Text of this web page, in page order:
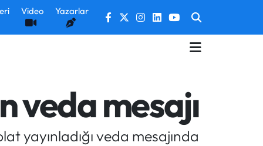
Video Yazarlar
veda mesajı
yayınladığı veda mesajında